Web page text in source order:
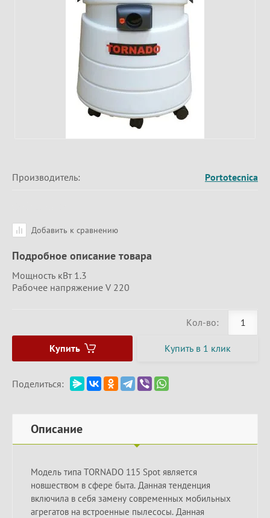
Производитель: Portotecnica
Добавить к сравнению
Подробное описание товара
Мощность кВт 1.3
Рабочее напряжение V 220
Кол-во:
Купить Купить в 1 клик
Поделиться:
Описание
Модель типа TORNADO 115 Spot является
новшеством в сфере быта. Данная тенденция
включила в себя замену современных мобильных
агрегатов на встроенные пылесосы. Данная